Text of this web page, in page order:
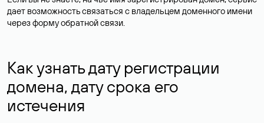
дает возможность связаться с владельцем доменного имени
через форму обратной связи.
Как узнать дату регистрации
домена, дату срока его
истечения